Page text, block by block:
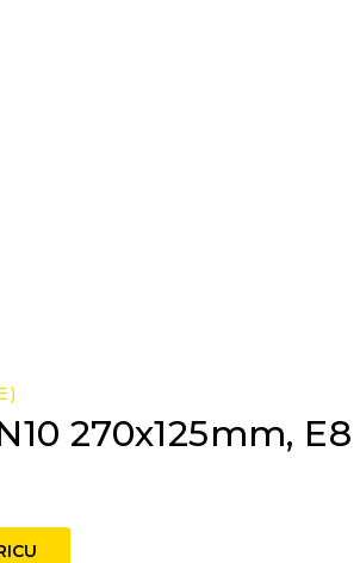
270x125mm, E8